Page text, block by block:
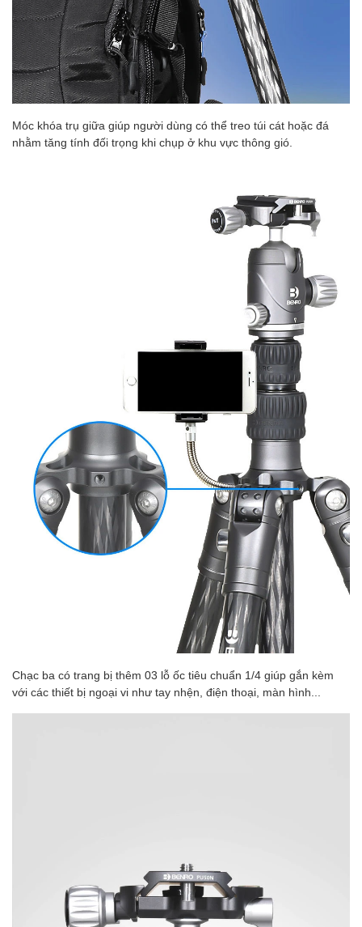
Móc khóa trụ giữa giúp người dùng có thể treo túi cát hoặc đá
nhằm tăng tính đối trọng khi chụp ở khu vực thông gió.
Chạc ba có trang bị thêm 03 lỗ ốc tiêu chuẩn 1/4 giúp gắn kèm
với các thiết bị ngoại vi như tay nhện, điện thoại, màn hình...